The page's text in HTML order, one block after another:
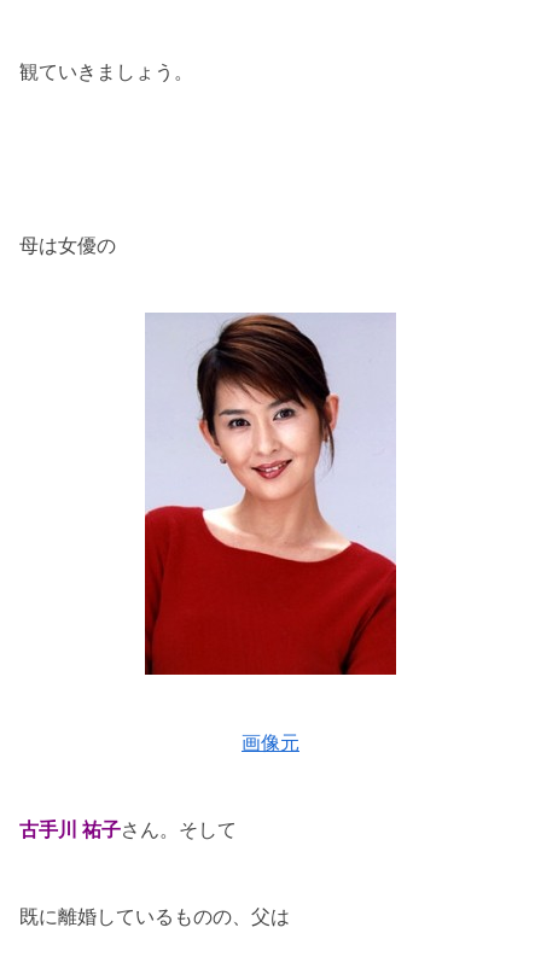
観ていきましょう。
母は女優の
画像元
古手川 祐子さん。そして
既に離婚しているものの、父は